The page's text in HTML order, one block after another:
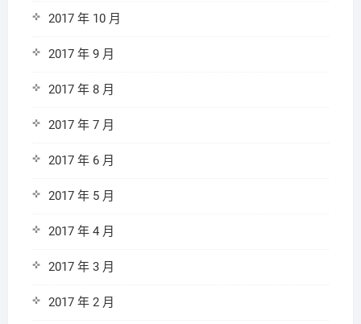
2017 年 10 月
2017 年 9 月
2017 年 8 月
2017 年 7 月
2017 年 6 月
2017 年 5 月
2017 年 4 月
2017 年 3 月
2017 年 2 月